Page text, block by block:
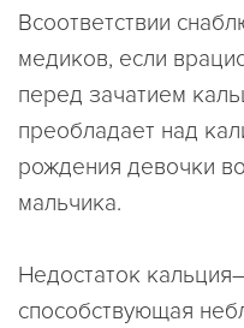
Всоответствии
медиков, если
перед зачатием
преобладает над
рождения девочки
мальчика.
Недостаток
способствующая